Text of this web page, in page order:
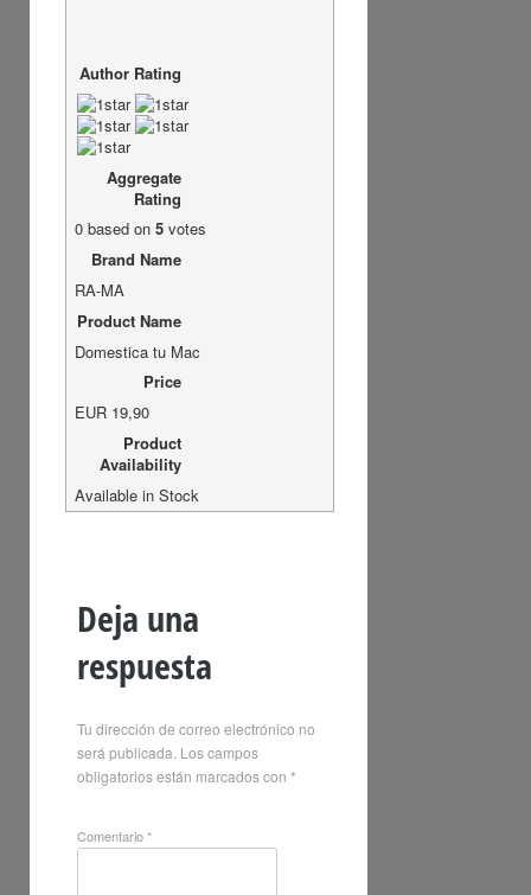
Author Rating
Aggregate
Rating
0based on 5votes
Brand Name
RA-MA
Product Name
Domestica tu Mac
Price
EUR19,90
Product
Availability
Available in Stock
Deja una
respuesta
Tu dirección de correo electrónico no
será publicada. Los campos
obligatorios están marcados con *
Comentario*